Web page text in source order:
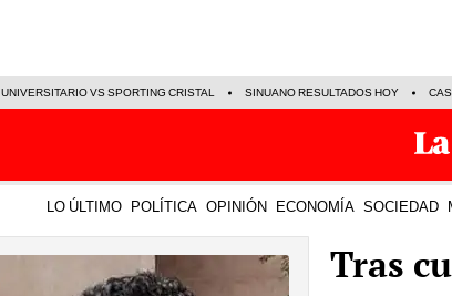
UNIVERSITARIO VS SPORTING CRISTAL SINUANO RESULTADOS HOY
LO ÚLTIMO POLÍTICA OPINIÓN ECONOMÍA SOCIEDAD
Tras